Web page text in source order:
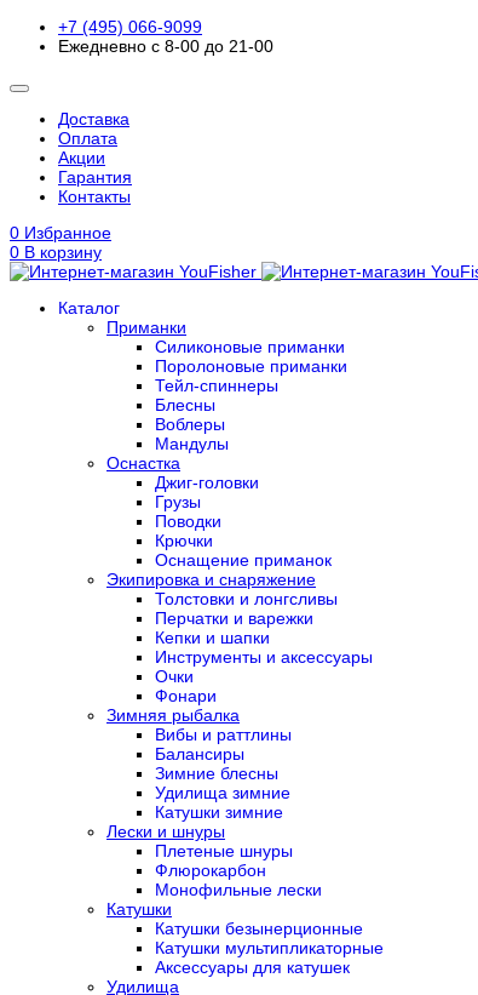
+7 (495) 066-9099
Ежедневно с 8-00 до 21-00
Доставка
Оплата
Акции
Гарантия
Контакты
0 Избранное
0 В корзину
Каталог
Приманки
Силиконовые приманки
Поролоновые приманки
Тейл-спиннеры
Блесны
Воблеры
Мандулы
Оснастка
Джиг-головки
Грузы
Поводки
Крючки
Оснащение приманок
Экипировка и снаряжение
Толстовки и лонгсливы
Перчатки и варежки
Кепки и шапки
Инструменты и аксессуары
Очки
Фонари
Зимняя рыбалка
Вибы и раттлины
Балансиры
Зимние блесны
Удилища зимние
Катушки зимние
Лески и шнуры
Плетеные шнуры
Флюрокарбон
Монофильные лески
Катушки
Катушки безынерционные
Катушки мультипликаторные
Аксессуары для катушек
Удилища